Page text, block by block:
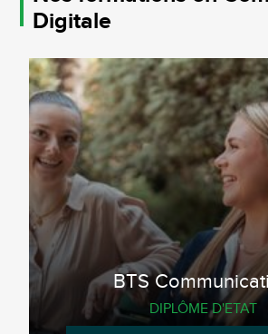
Digitale
BTS
DIPLÔME D'ETAT